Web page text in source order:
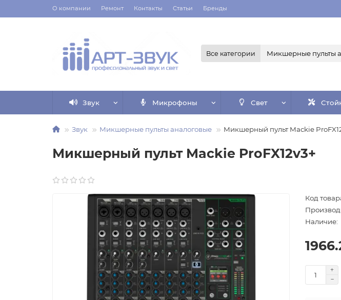
О компании Ремонт Контакты Статьи Бренды
Все категории
Звук Микрофоны Свет
Звук Микшерные пульты аналоговые Микшерный пульт Mackie
Микшерный пульт Mackie ProFX12v3+
Код
Наличие: